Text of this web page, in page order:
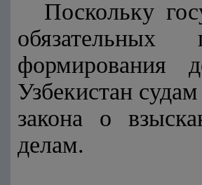
Поскольку
формирования
Узбекистан
закона о
делам.